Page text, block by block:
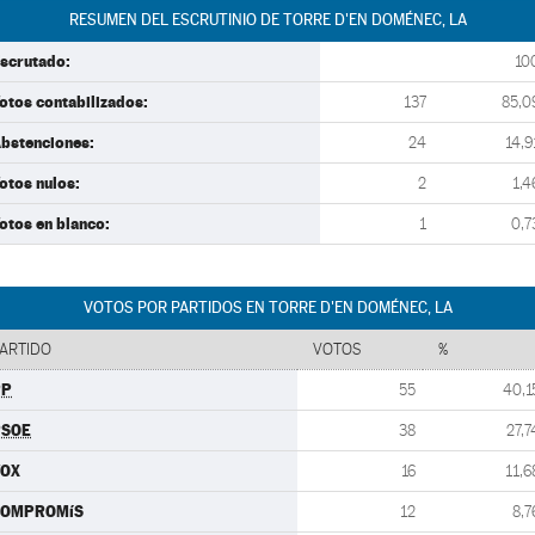
RESUMEN DEL ESCRUTINIO DE TORRE D'EN DOMÉNEC, LA
contabilizados: 137
24
nulos: 2
en blanco: 1
VOTOS POR PARTIDOS EN TORRE D'EN DOMÉNEC, LA
VOTOS %
55
38
16
12